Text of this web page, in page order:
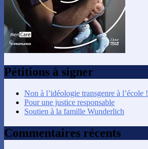
Pétitions à signer
Non à l’idéologie transgenre à l’école !
Pour une justice responsable
Soutien à la famille Wunderlich
Commentaires récents